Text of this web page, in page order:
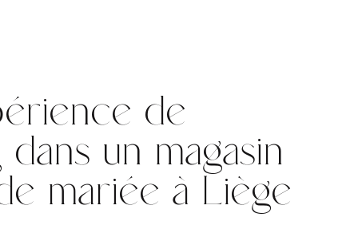
de
dans un magasin
mariée à Liège